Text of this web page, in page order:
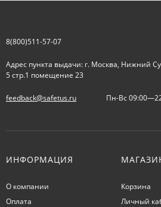
8(800)511-57-07
Адрес пункта выдачи: г. Москва, Нижний
5 стр.1 помещение 23
feedback@safetus.ru Пн-Вс
ИНФОРМАЦИЯ
О компании
Оплата
Корзина
Личный